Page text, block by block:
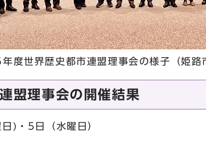
史都市連盟理事会の様子（姫路市
盟理事会の開催結果
)・5日（水曜日）